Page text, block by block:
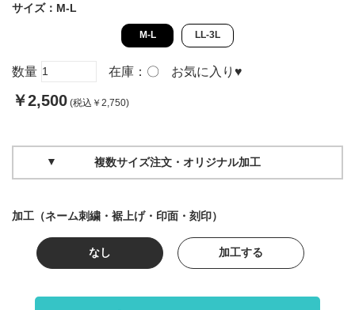
サイズ： M-L
M-L LL-3L
数量 在庫： 〇 お気に入り ♥
￥2,500 (税込￥2,750)
複数サイズ注文・オリジナル加工
加工（ネーム刺繍・裾上げ・印面・刻印）
なし 加工する